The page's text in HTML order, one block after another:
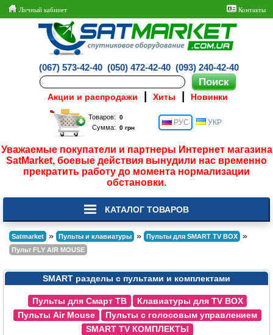
Личный кабинет Контакты
(067) 573-42-40 (050) 472-42-40 (093) 240-42-40
Акции и распродажи Хиты Новинки
Товаров:
Сумма:
РУС УКР
Уважаемые покупатели и партнеры Интернет магазина
SatMarket, боевые действия вынудили нас временно
прекратить работу до момента нормализации
обстановки.
КАТАЛОГ ТОВАРОВ
Satmarket » Пульты и клавиатуры » Пульты для SMART TV BOX »
Пульт FLY AIR MOUSE
SMART разделы с пультами и комплектами
Пульты для Смарт ТВ
Клавиатуры для TV BOX
Пульты Air Mouse
Пульты с голосовым управлением
SMART TV КОМПЛЕКТЫ